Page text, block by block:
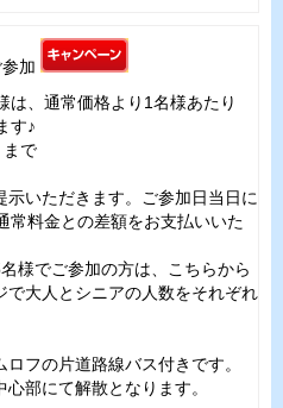
加
は、通常価格より1名様あたり
す♪
まで
いただきます。ご参加日当日に
常料金との差額をお支払いいた
様でご参加の方は、こちらから
で大人とシニアの人数をそれぞれ
フの片道路線バス付きです。
部にて解散となります。